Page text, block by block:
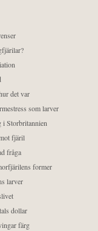
det var
som larver
i Storbritannien
fjäril
fråga
former
larver
dollar
färg